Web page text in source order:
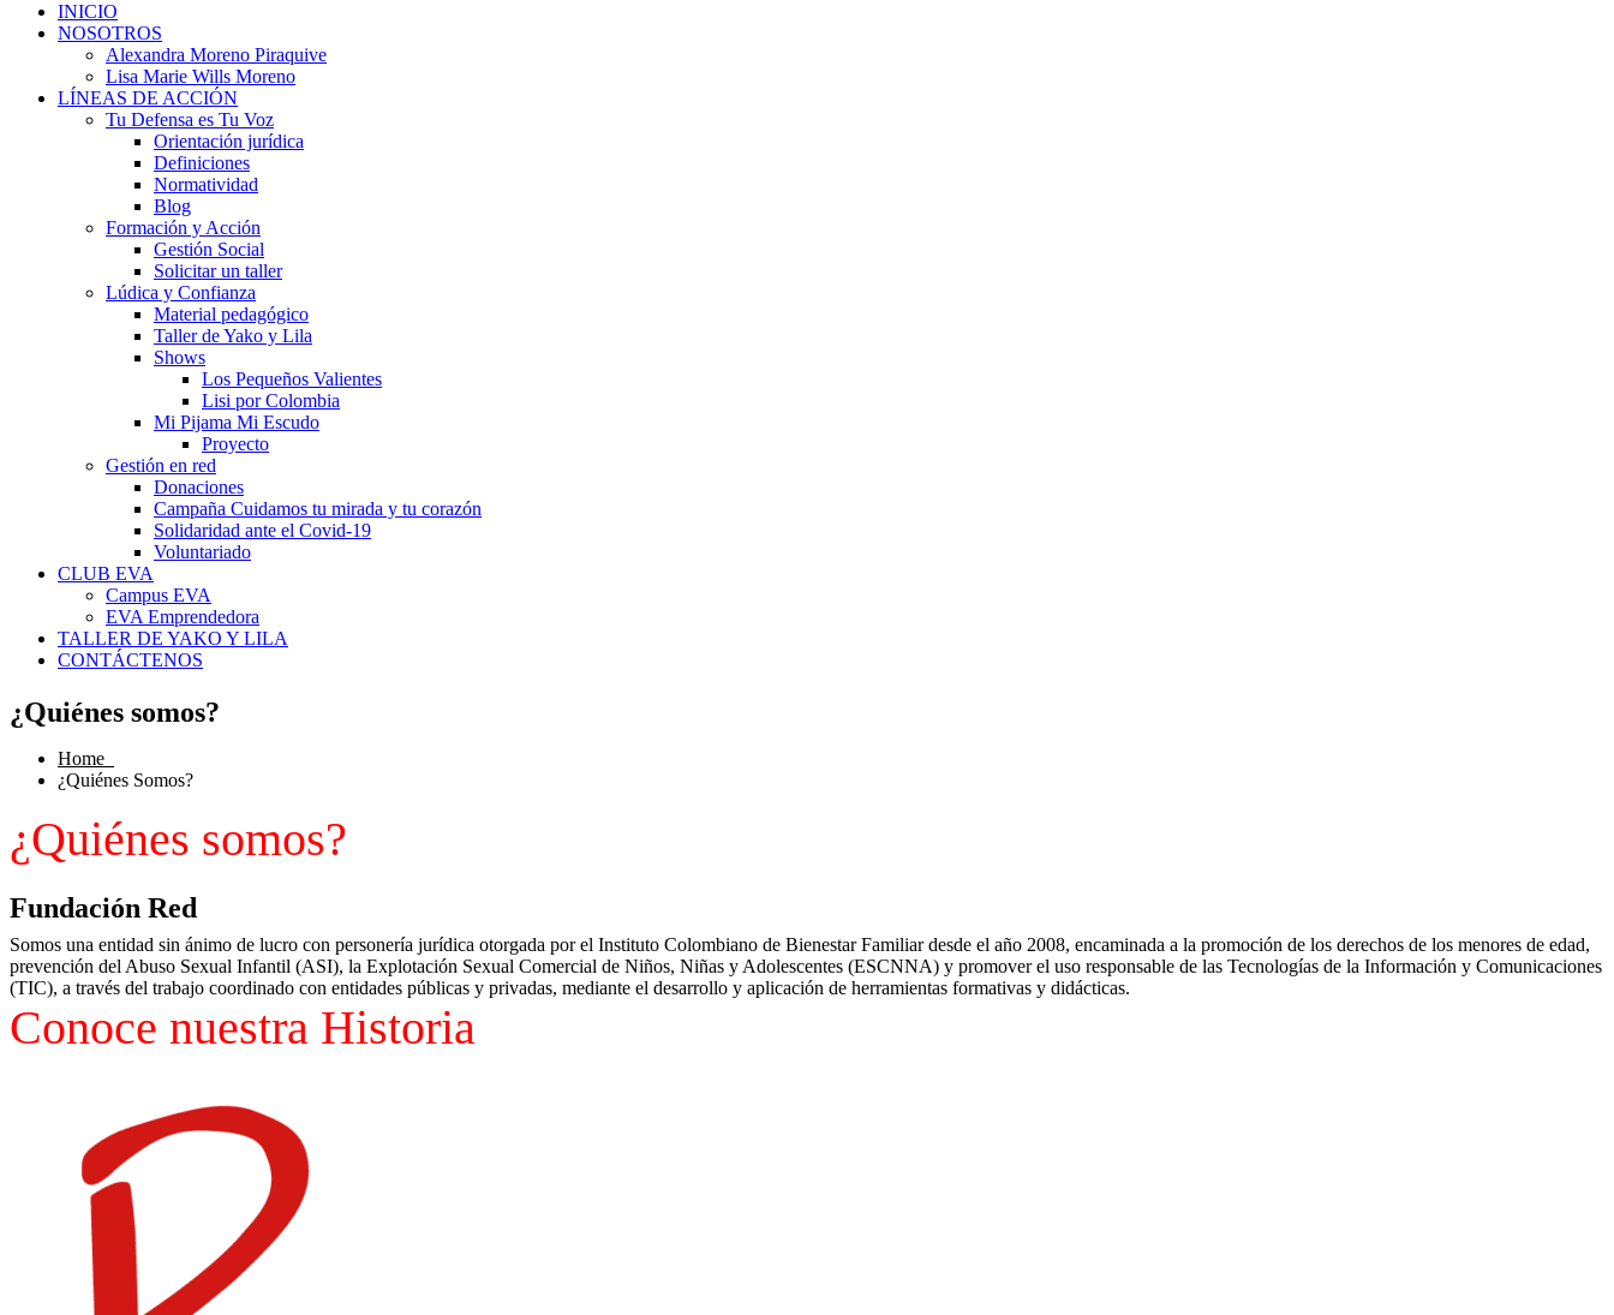
INICIO
NOSOTROS
Alexandra Moreno Piraquive
Lisa Marie Wills Moreno
LÍNEAS DE ACCIÓN
Tu Defensa es Tu Voz
Orientación jurídica
Definiciones
Normatividad
Blog
Formación y Acción
Gestión Social
Solicitar un taller
Lúdica y Confianza
Material pedagógico
Taller de Yako y Lila
Shows
Los Pequeños Valientes
Lisi por Colombia
Mi Pijama Mi Escudo
Proyecto
Gestión en red
Donaciones
Campaña Cuidamos tu mirada y tu corazón
Solidaridad ante el Covid-19
Voluntariado
CLUB EVA
Campus EVA
EVA Emprendedora
TALLER DE YAKO Y LILA
CONTÁCTENOS
¿Quiénes somos?
Home
¿Quiénes Somos?
¿Quiénes somos?
Fundación Red
Somos una entidad sin ánimo de lucro con personería jurídica otorgada por el Instituto Colombiano de Bienestar Familiar desde el año 2008, encaminada a la promoción de los derechos de los menores de edad,
prevención del Abuso Sexual Infantil (ASI), la Explotación Sexual Comercial de Niños, Niñas y Adolescentes (ESCNNA) y promover el uso responsable de las Tecnologías de la Información y Comunicaciones
(TIC), a través del trabajo coordinado con entidades públicas y privadas, mediante el desarrollo y aplicación de herramientas formativas y didácticas.
Conoce nuestra Historia